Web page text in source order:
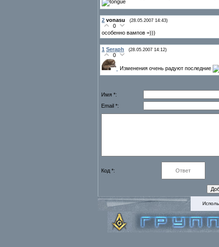
2 vonasu (28.05.2007 14:43)
0
особенно вампов =)))
1 Seraph (28.05.2007 14:12)
0
Изменения очень радуют последние
Имя *:
Email *:
Код *: